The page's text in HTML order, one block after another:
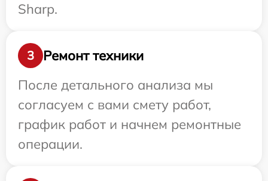
Sharp.
3
Ремонт техники
После детального анализа мы
согласуем с вами смету работ,
график работ и начнем ремонтные
операции.